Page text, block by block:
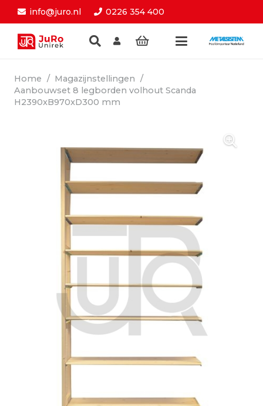
info@juro.nl 0226 354 400
Home / Magazijnstellingen /
Aanbouwset 8 legborden volhout Scanda
H2390xB970xD300 mm